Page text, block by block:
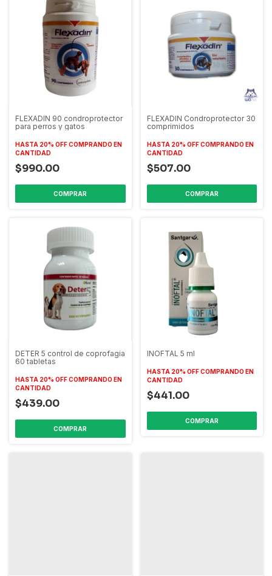
FLEXADIN 90 condroprotector
para perros y gatos
HASTA 20% OFFCOMPRANDO EN
CANTIDAD
$990.00
FLEXADIN Condroprotector 30
comprimidos
HASTA 20% OFF COMPRANDO EN
CANTIDAD
$507.00
DETER 5 control de coprofagia
60 tabletas
HASTA 20% OFFCOMPRANDO EN
CANTIDAD
$439.00
INOFTAL 5 ml
HASTA 20% OFF COMPRANDO EN
CANTIDAD
$441.00